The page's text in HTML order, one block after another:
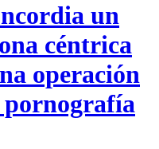
un
céntrica
operación